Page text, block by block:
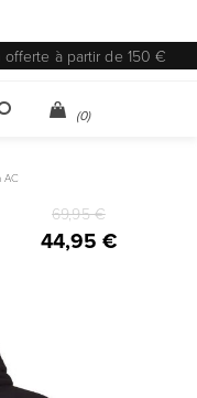
offerte à partir de 150 €
(0)
AC
69,95 €
44,95 €